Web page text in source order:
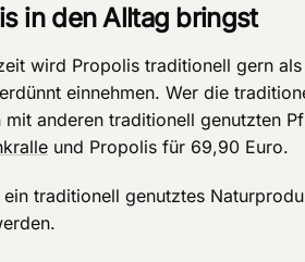
in den Alltag bringst
wird Propolis traditionell gern
einnehmen. Wer die
anderen traditionell genutzten
und Propolis für 69,90 Euro.
traditionell genutztes